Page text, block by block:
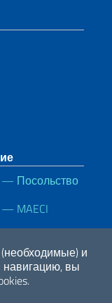
(необходимые) и
вы
— Посольство
MAECI
di accessibilità